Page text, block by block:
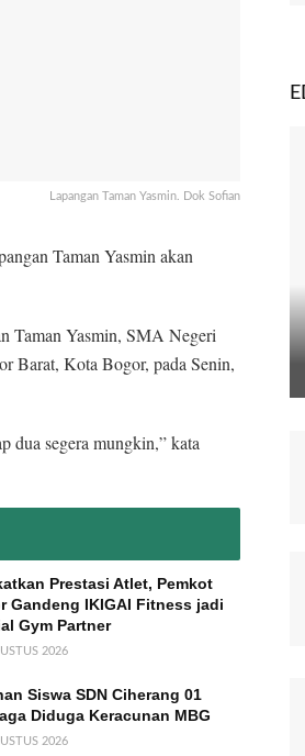
Lapangan Taman Yasmin. Dok Sofian
Taman Yasmin akan
Taman Yasmin, SMA Negeri
Barat, Kota Bogor, pada Senin,
dua segera mungkin,” kata
Prestasi Atlet, Pemkot
Gandeng IKIGAI Fitness jadi
Gym Partner
2026
Siswa SDN Ciherang 01
Diduga Keracunan MBG
2026